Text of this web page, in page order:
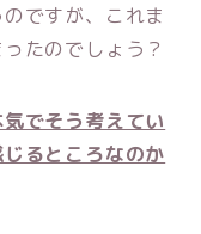
ですが、これま
たのでしょう？
でそう考えてい
るところなのか